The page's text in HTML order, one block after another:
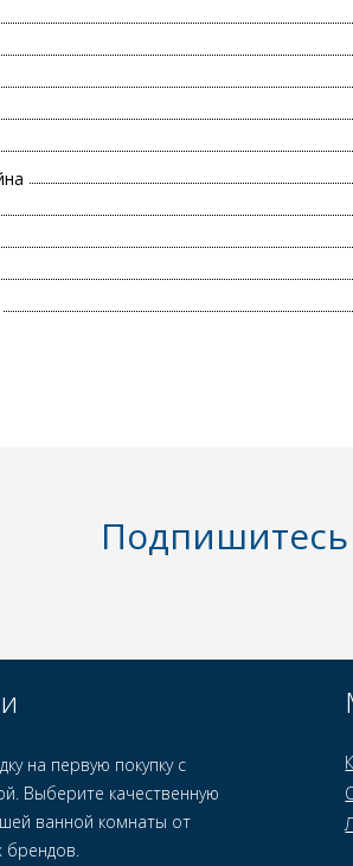
Подпишитесь
на первую покупку с
Выберите качественную
ванной комнаты от
брендов.